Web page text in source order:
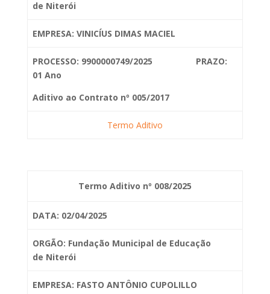
de Niterói
EMPRESA: VINICÍUS DIMAS MACIEL
PROCESSO: 9900000749/2025 PRAZO:
01 Ano
Aditivo ao Contrato nº 005/2017
Termo Aditivo
Termo Aditivo nº 008/2025
DATA: 02/04/2025
ORGÃO: Fundação Municipal de Educação
de Niterói
EMPRESA: FASTO ANTÔNIO CUPOLILLO